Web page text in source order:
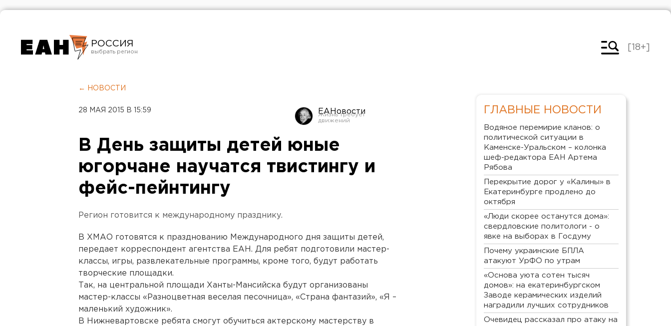
РОССИЯ
Челябинск
[18+]
← НОВОСТИ
28 МАЯ 2015 В 15:59 ЕАНовости
В День защиты детей юные
югорчане научатся твистингу и
фейс-пейнтингу
Регион готовится к международному празднику.
В ХМАО готовятся к празднованию Международного дня защиты детей,
передает корреспондент агентства ЕАН. Для ребят подготовили мастер-
классы, игры, развлекательные программы, кроме того, будут работать
творческие площадки.
Так, на центральной площади Ханты-Мансийска будут организованы
мастер-классы «Разноцветная веселая песочница», «Страна фантазий», «Я –
маленький художник».
В Нижневартовске ребята смогут обучиться актерскому мастерству в
ГЛАВНЫЕ НОВОСТИ
Водяное перемирие кланов: о
политической ситуации в
Каменске-Уральском – колонка
шеф-редактора ЕАН Артема
Рябова
Перекрытие дорог у «Калины» в
Екатеринбурге продлено до
октября
«Люди скорее останутся дома»:
свердловские политологи - о
явке на выборах в Госдуму
Почему украинские БПЛА
атакуют УрФО по утрам
«Основа уюта сотен тысяч
домов»: на екатеринбургском
Заводе керамических изделий
наградили лучших сотрудников
Очевидец рассказал про атаку на